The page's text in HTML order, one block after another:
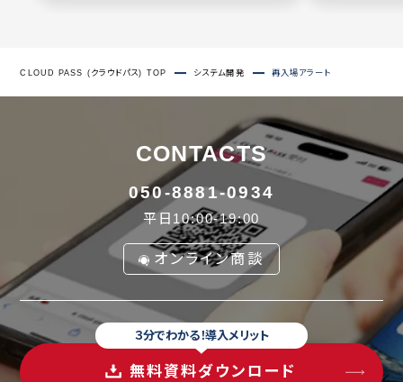
CLOUD PASS (クラウドパス) TOP システム開発 再入場アラート
CONTACTS
050-8881-0934
平日10:00-19:00
オンライン商談
無料資料ダウンロード
３分でわかる！導入メリット